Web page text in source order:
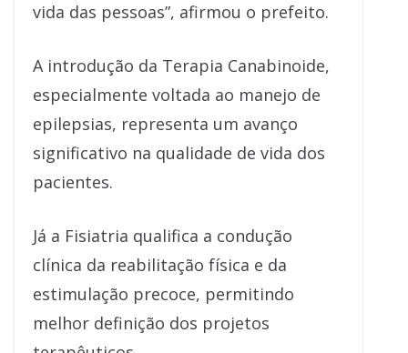
vida das pessoas”, afirmou o prefeito.
A introdução da Terapia Canabinoide,
especialmente voltada ao manejo de
epilepsias, representa um avanço
significativo na qualidade de vida dos
pacientes.
Já a Fisiatria qualifica a condução
clínica da reabilitação física e da
estimulação precoce, permitindo
melhor definição dos projetos